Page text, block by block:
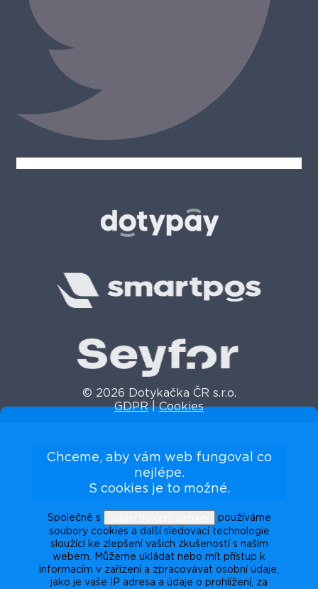
© 2026 Dotykačka ČR s.r.o.
GDPR|Cookies
Chceme, aby vám web fungoval co
nejlépe.
S cookies je to možné.
Společně s
používáme
soubory cookies a další sledovací technologie
sloužící ke zlepšení vašich zkušeností s naším
webem. Můžeme ukládat nebo mít přístup k
informacím v zařízení a zpracovávat osobní údaje,
jako je vaše IP adresa a údaje o prohlížení, za